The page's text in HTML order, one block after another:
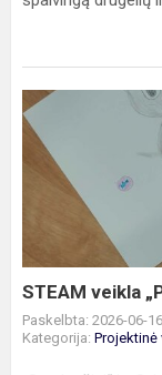
STEAM
veikla
„Prabilę
piešiniai“
STEAM veikla
Paskelbta: 2026-06-16
Kategorija: Projektinė